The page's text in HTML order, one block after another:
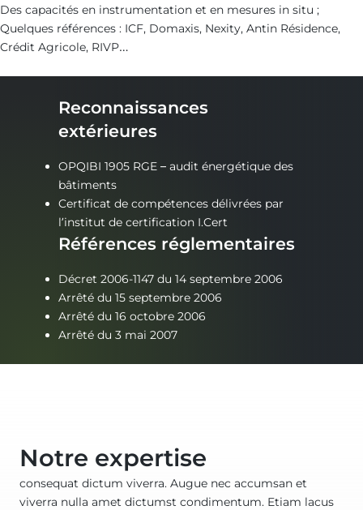
Des capacités en instrumentation et en mesures in situ ;
Quelques références : ICF, Domaxis, Nexity, Antin Résidence,
Crédit Agricole, RIVP…
Reconnaissances
extérieures
OPQIBI 1905 RGE – audit énergétique des
bâtiments
Certificat de compétences délivrées par
l’institut de certification I.Cert
Références réglementaires
Décret 2006-1147 du 14 septembre 2006
Arrêté du 15 septembre 2006
Arrêté du 16 octobre 2006
Arrêté du 3 mai 2007
Notre expertise
consequat dictum viverra. Augue nec accumsan et
viverra nulla amet dictumst condimentum. Etiam lacus